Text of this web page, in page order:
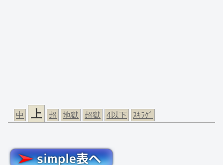
中 上 超 地獄 超獄 4以下 ｽｷﾗｹﾞ